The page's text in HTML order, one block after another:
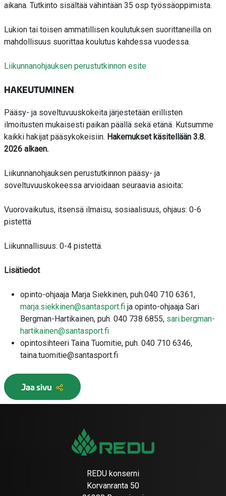
aikana. Tutkinto sisältää vähintään 35 osp työssäoppimista.
Lukion tai toisen ammatillisen koulutuksen suorittaneilla on
mahdollisuus suorittaa koulutus kahdessa vuodessa.
Liikunnanohjauksen perustutkinnon esite
HAKEUTUMINEN
Pääsy- ja soveltuvuuskokeita järjestetään erillisten
ilmoitusten mukaisesti paikan päällä sekä etänä. Kutsumme
kaikki hakijat pääsykokeisiin. Hakemukset käsitellään 3.8.
2026 alkaen.
Liikunnanohjauksen perustutkinnon pääsy- ja
soveltuvuuskokeessa arvioidaan seuraavia asioita:
Vuorovaikutus, itsensä ilmaisu, sosiaalisuus, ohjaus: 0-6
pistettä
Liikunnallisuus: 0-4 pistettä.
Lisätiedot
opinto-ohjaaja Marja Siekkinen, puh.040 710 6361,
marja.siekkinen@santasport.fi ja opinto-ohjaaja Sari
Bergman-Hartikainen, puh. 040 738 6855, sari.bergman-
hartikainen@santasport.fi
opintosihteeri Taina Tuomitie, puh. 040 710 6346,
taina.tuomitie@santasport.fi
Jaa sivu
REDU konserni
Korvanranta 50